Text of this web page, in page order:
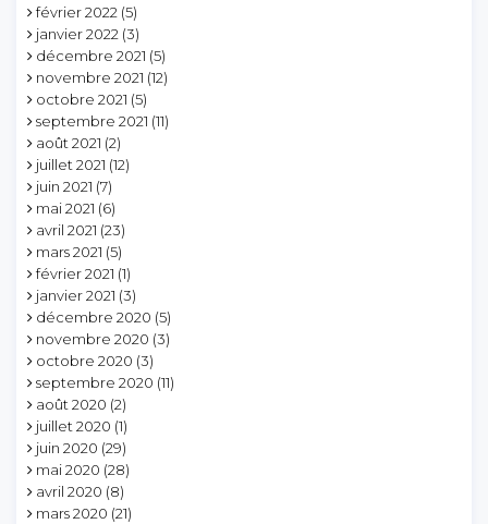
février 2022 (5)
janvier 2022 (3)
décembre 2021 (5)
novembre 2021 (12)
octobre 2021 (5)
septembre 2021 (11)
août 2021 (2)
juillet 2021 (12)
juin 2021 (7)
mai 2021 (6)
avril 2021 (23)
mars 2021 (5)
février 2021 (1)
janvier 2021 (3)
décembre 2020 (5)
novembre 2020 (3)
octobre 2020 (3)
septembre 2020 (11)
août 2020 (2)
juillet 2020 (1)
juin 2020 (29)
mai 2020 (28)
avril 2020 (8)
mars 2020 (21)